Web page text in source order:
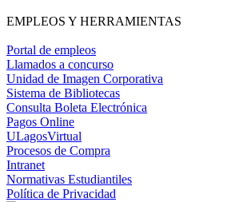
EMPLEOS Y HERRAMIENTAS
Portal de empleos
Llamados a concurso
Unidad de Imagen Corporativa
Sistema de Bibliotecas
Consulta Boleta Electrónica
Pagos Online
ULagosVirtual
Procesos de Compra
Intranet
Normativas Estudiantiles
Política de Privacidad